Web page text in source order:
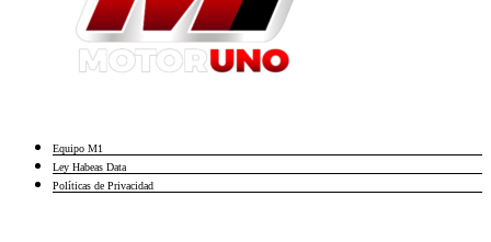
Equipo M1
Ley Habeas Data
Políticas de Privacidad